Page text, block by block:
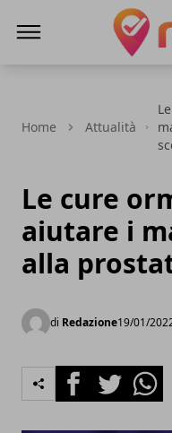
Home Attualità
Le cure
aiutare i
alla
di Redazione19/01/
FacebookTwitter